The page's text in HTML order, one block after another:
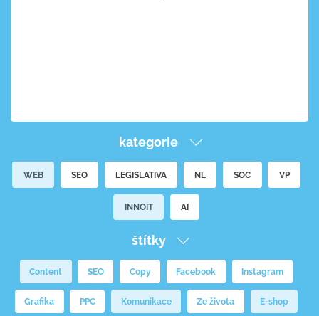
kategorie
WEB SEO LEGISLATIVA NL SOC VP
INNOIT AI
štítky
Content SEO Copy Facebook Instagram
Grafika PPC Komunikace Ze života E-shop